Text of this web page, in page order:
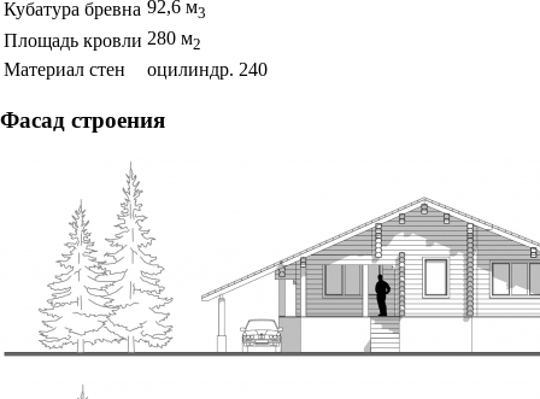
Кубатура бревна 92,6 м3
Площадь кровли 280 м2
Материал стен оцилиндр. 240
Фасад строения